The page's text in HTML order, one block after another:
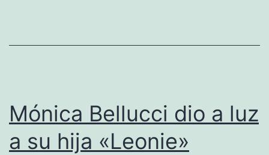
Mónica Bellucci dio a luz
a su hija «Leonie»